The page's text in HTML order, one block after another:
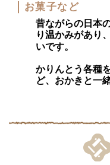
お菓子など
昔ながらの日本
り温かみがあり
いです。
かりんとう各種
ど、おかきと一